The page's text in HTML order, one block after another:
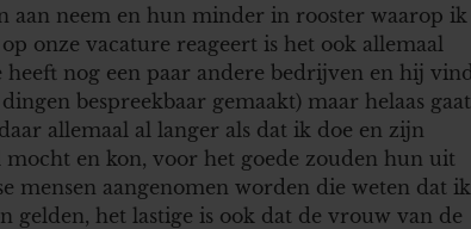
aan neem en hun minder in rooster waarop ik
onze vacature reageert is het ook allemaal
nog een paar andere bedrijven en hij vind
bespreekbaar gemaakt) maar helaas gaat
allemaal al langer als dat ik doe en zijn
en kon, voor het goede zouden hun uit
mensen aangenomen worden die weten dat ik
gelden, het lastige is ook dat de vrouw van de